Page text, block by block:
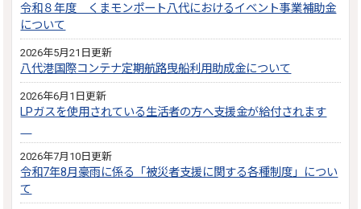
令和８年度 くまモンポート八代におけるイベント事業補助金
について
2026年5月21日更新
八代港国際コンテナ定期航路曳船利用助成金について
2026年6月1日更新
LPガスを使用されている生活者の方へ支援金が給付されます
2026年7月10日更新
令和7年8月豪雨に係る「被災者支援に関する各種制度」につい
て